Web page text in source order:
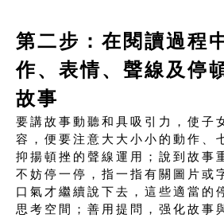
第二步：在閱讀過程
作、表情、聲線及停
故事
要講故事動聽和具吸引力，使子
容，便要注意大大小小的動作、
抑揚頓挫的聲線運用；說到故事
不妨停一停，指一指有關圖片或
口氣才繼續說下去，這些適當的
思考空間；善用提問，强化故事